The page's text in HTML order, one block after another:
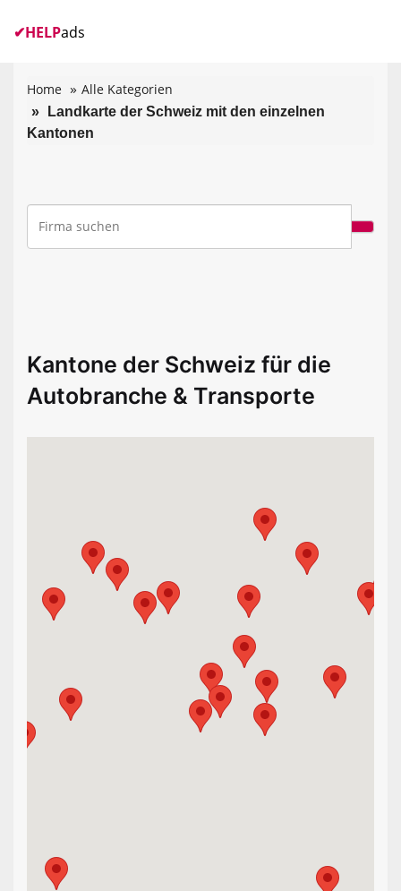
✔HELPads
Home Alle Kategorien
Landkarte der Schweiz mit den einzelnen
Kantonen
Kantone der Schweiz für die
Autobranche & Transporte